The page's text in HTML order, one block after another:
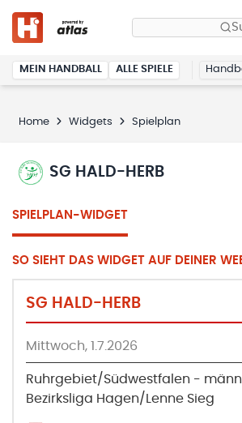
MEIN HANDBALL ALLE SPIELE
Home Widgets Spielplan
SG HALD-HERB
SPIELPLAN-WIDGET
SO SIEHT DAS WIDGET AUF DEINER
SG HALD-HERB
Mittwoch, 1.7.2026
Ruhrgebiet/Südwestfalen -
Bezirksliga Hagen/Lenne Sieg